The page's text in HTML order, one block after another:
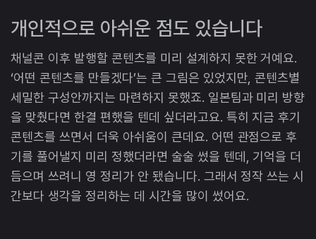
개인적으로 아쉬운 점도 있습니다
채널콘 이후 발행할 콘텐츠를 미리 설계하지 못한 거예요.
‘어떤 콘텐츠를 만들겠다’는 큰 그림은 있었지만, 콘텐츠별
세밀한 구성안까지는 마련하지 못했죠. 일본팀과 미리 방향
을 맞췄다면 한결 편했을 텐데 싶더라고요. 특히 지금 후기
콘텐츠를 쓰면서 더욱 아쉬움이 큰데요. 어떤 관점으로 후
기를 풀어낼지 미리 정했더라면 술술 썼을 텐데, 기억을 더
듬으며 쓰려니 영 정리가 안 됐습니다. 그래서 정작 쓰는 시
간보다 생각을 정리하는 데 시간을 많이 썼어요.